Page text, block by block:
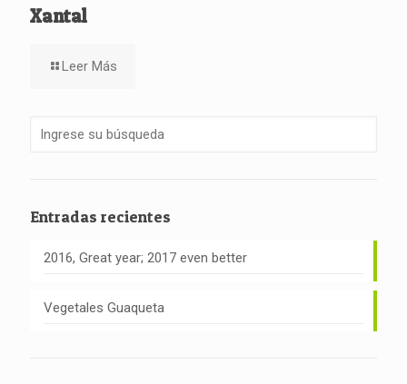
Xantal
Leer Más
Entradas recientes
2016, Great year; 2017 even better
Vegetales Guaqueta